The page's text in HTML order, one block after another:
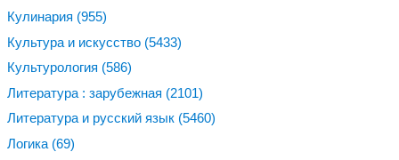
Кулинария (955)
Культура и искусство (5433)
Культурология (586)
Литература : зарубежная (2101)
Литература и русский язык (5460)
Логика (69)